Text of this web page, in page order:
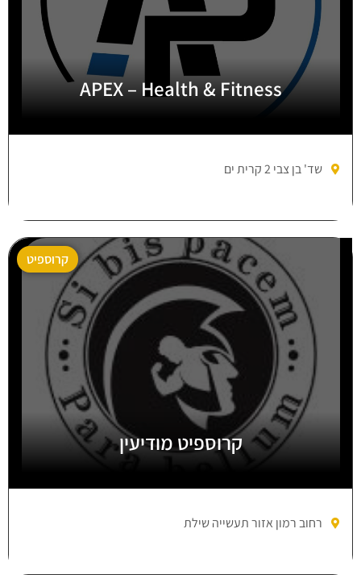
APEX – Health & Fitness
שד' בן צבי 2 קרית ים
קרוספיט
קרוספיט מודיעין
רחוב רמון אזור תעשייה שילת